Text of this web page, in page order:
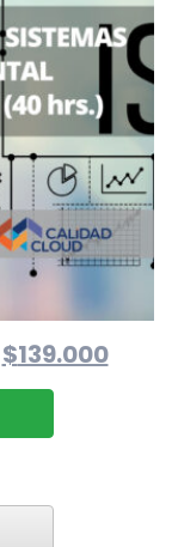
El
precio
era:
$139.000El